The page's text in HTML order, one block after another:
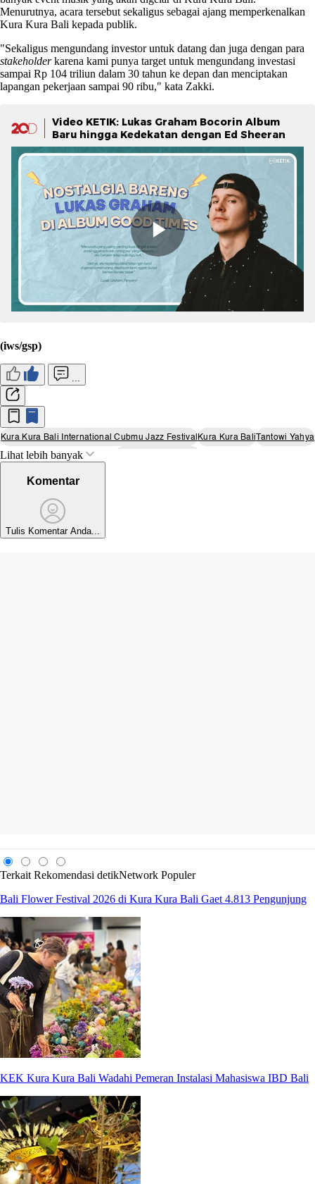
Menurutnya, acara tersebut sekaligus sebagai ajang memperkenalkan
Kura Kura Bali kepada publik.
"Sekaligus mengundang investor untuk datang dan juga dengan para
stakeholderkarena kami punya target untuk mengundang investasi
sampai Rp 104 triliun dalam 30 tahun ke depan dan menciptakan
lapangan pekerjaan sampai 90 ribu," kata Zakki.
Video KETIK: Lukas Graham Bocorin Album
Baru hingga Kedekatan dengan Ed Sheeran
(iws/gsp)
Kura Kura Bali International Cubmu Jazz FestivalKura Kura BaliTantowi Yahya
Lihat lebih banyak
Komentar
Tulis Komentar Anda...
Terkait Rekomendasi detikNetwork Populer
Bali Flower Festival 2026 di Kura Kura Bali Gaet 4.813 Pengunjung
KEK Kura Kura Bali Wadahi Pemeran Instalasi Mahasiswa IBD Bali